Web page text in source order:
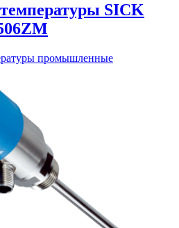
SICK
промышленные